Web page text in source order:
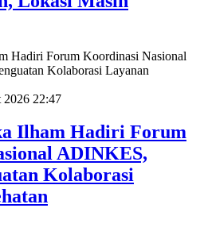
2026 22:47
Ilham Hadiri Forum
ADINKES,
Kolaborasi